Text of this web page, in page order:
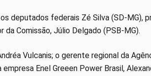
deputados federais Zé Silva (SD-MG),
Comissão, Júlio Delgado (PSB-MG).
Vulcanis; o gerente regional da
Enel Greeen Power Brasil,